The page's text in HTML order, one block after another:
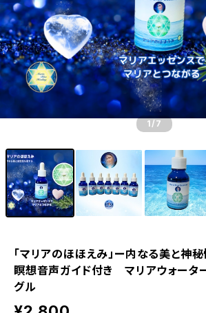
1 /7
「マリアのほほえみ」ー内なる美と神
瞑想音声ガイド付き マリアウォータ
グル